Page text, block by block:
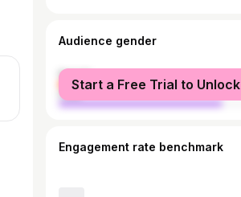
Audience gender
female
male
Start a Free Trial to Unlock
Engagement rate benchmark